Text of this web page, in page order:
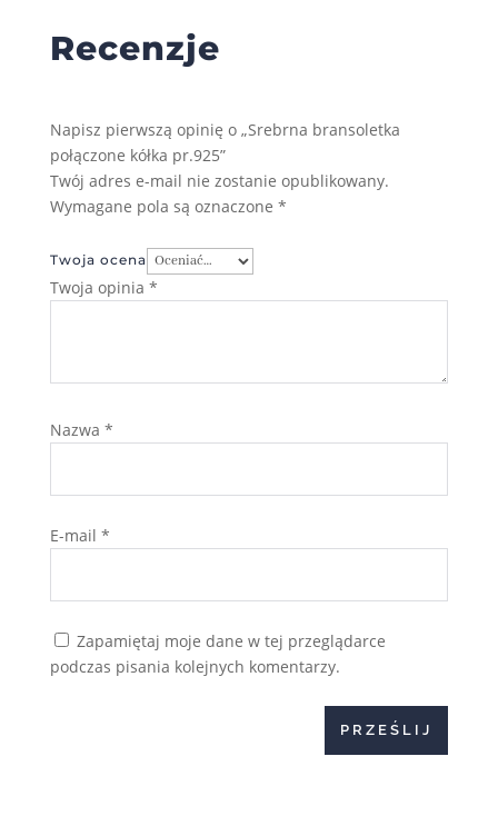
Recenzje
Napisz pierwszą opinię o „Srebrna bransoletka
połączone kółka pr.925”
Twój adres e-mail nie zostanie opublikowany.
Wymagane pola są oznaczone *
Twoja ocena
Twoja opinia *
Nazwa *
E-mail *
Zapamiętaj moje dane w tej przeglądarce
podczas pisania kolejnych komentarzy.
PRZEŚLIJ